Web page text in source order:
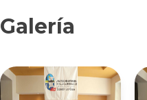
Galería